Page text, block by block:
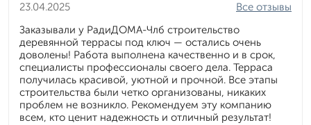
23.04.2025
Все отзывы
Заказывали у РадиДОМА-Члб строительство
деревянной террасы под ключ — остались очень
доволены! Работа выполнена качественно и в срок,
специалисты профессионалы своего дела. Терраса
получилась красивой, уютной и прочной. Все этапы
строительства были четко организованы, никаких
проблем не возникло. Рекомендуем эту компанию
всем, кто ценит надежность и отличный результат!